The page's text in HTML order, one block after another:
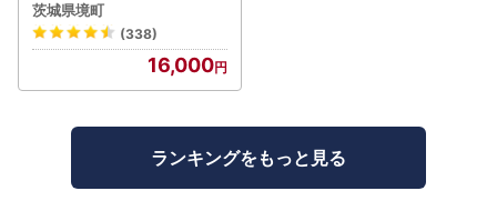
茨城県境町
(338)
16,000
ランキングをもっと見る